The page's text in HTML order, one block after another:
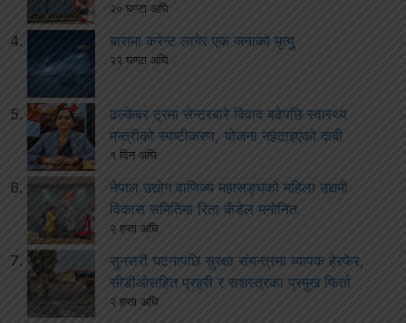
२० घण्टा अघि
बारामा करेन्ट लागेर एक जनाको मृत्यु
२२ घण्टा अघि
ढल्केबर ट्रमा सेन्टरबारे विवाद बढेपछि स्वास्थ्य
मन्त्रीको स्पष्टीकरण, योजना नहटाइएको दाबी
१ दिन अघि
नेपाल उद्योग वाणिज्य महासङ्घको महिला उद्यमी
विकास समितिमा रिता कँडेल मनोनित
२ हप्ता अघि
सुनसरी घटनापछि सुरक्षा संयन्त्रमा व्यापक हेरफेर,
सीडीओसहित प्रहरी र सशस्त्रका प्रमुख फिर्ता
२ हप्ता अघि